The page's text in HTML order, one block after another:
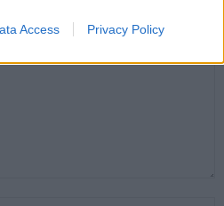
Access Privacy Policy